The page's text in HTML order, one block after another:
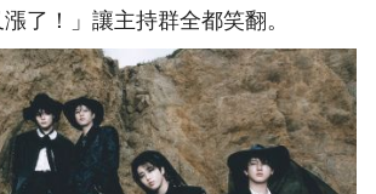
了！」讓主持群全都笑翻。